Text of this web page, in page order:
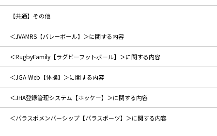
【共通】その他
＜JVAMRS【バレーボール】＞に関する内容
＜RugbyFamily【ラグビーフットボール】＞に関する内容
＜JGA-Web【体操】＞に関する内容
＜JHA登録管理システム【ホッケー】＞に関する内容
＜パラスポメンバーシップ【パラスポーツ】＞に関する内容